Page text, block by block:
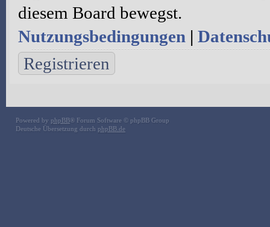
diesem Board bewegst.
Nutzungsbedingungen |
Registrieren
Powered by phpBB® Forum Software © phpBB Group
Deutsche Übersetzung durch phpBB.de